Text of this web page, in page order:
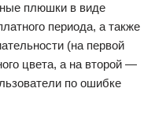
плюшки в виде
периода, а также
(на первой
цвета, а на второй —
по ошибке